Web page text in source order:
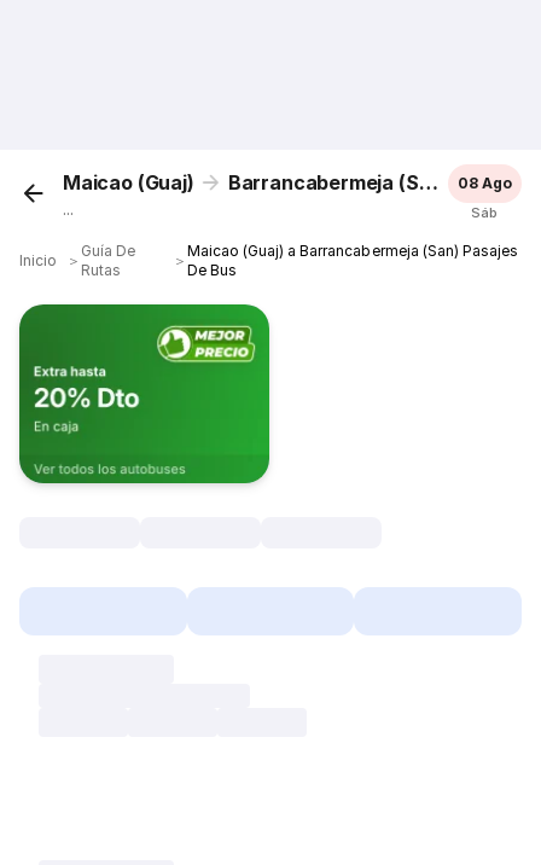
Maicao (Guaj) Barrancabermeja (San)
...
08 Ago
Sáb
Inicio ＞
Guía De
Rutas
＞
Maicao (Guaj) a Barrancabermeja (San) Pasajes
De Bus